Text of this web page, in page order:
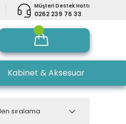
Müşteri Destek Hattı
0262 239 76 33
Kabinet & Aksesuar